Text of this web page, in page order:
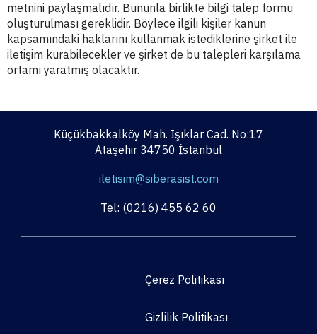
metnini paylaşmalıdır. Bununla birlikte bilgi talep formu
oluşturulması gereklidir. Böylece ilgili kişiler kanun
kapsamındaki haklarını kullanmak istediklerine şirket ile
iletişim kurabilecekler ve şirket de bu talepleri karşılama
ortamı yaratmış olacaktır.
Küçükbakkalköy Mah. Işıklar Cad. No:17
Ataşehir 34750 İstanbul
iletisim@siberasist.com
Tel: (0216) 455 62 60
Çerez Politikası
Gizlilik Politikası